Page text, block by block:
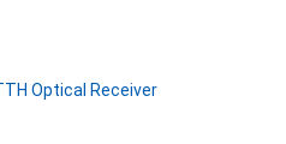
Optical Receiver